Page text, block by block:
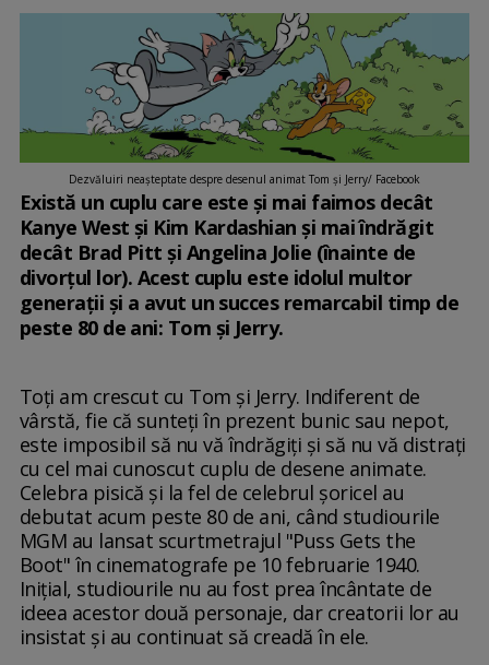
Dezvăluiri neaşteptate despre desenul animat Tom şi Jerry/ Facebook
Există un cuplu care este și mai faimos decât
Kanye West și Kim Kardashian și mai îndrăgit
decât Brad Pitt și Angelina Jolie (înainte de
divorțul lor). Acest cuplu este idolul multor
generații și a avut un succes remarcabil timp de
peste 80 de ani: Tom și Jerry.
Toți am crescut cu Tom și Jerry. Indiferent de
vârstă, fie că sunteți în prezent bunic sau nepot,
este imposibil să nu vă îndrăgiți și să nu vă distrați
cu cel mai cunoscut cuplu de desene animate.
Celebra pisică și la fel de celebrul șoricel au
debutat acum peste 80 de ani, când studiourile
MGM au lansat scurtmetrajul "Puss Gets the
Boot" în cinematografe pe 10 februarie 1940.
Inițial, studiourile nu au fost prea încântate de
ideea acestor două personaje, dar creatorii lor au
insistat și au continuat să creadă în ele.